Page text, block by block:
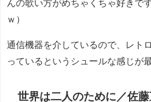
んの歌い方がめちゃくちゃ好きで
ｗ）
通信機器を介しているので、レト
っているというシュールな感じが
世界は二人のために／佐